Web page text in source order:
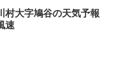
村大字鳩谷の天気予報
速